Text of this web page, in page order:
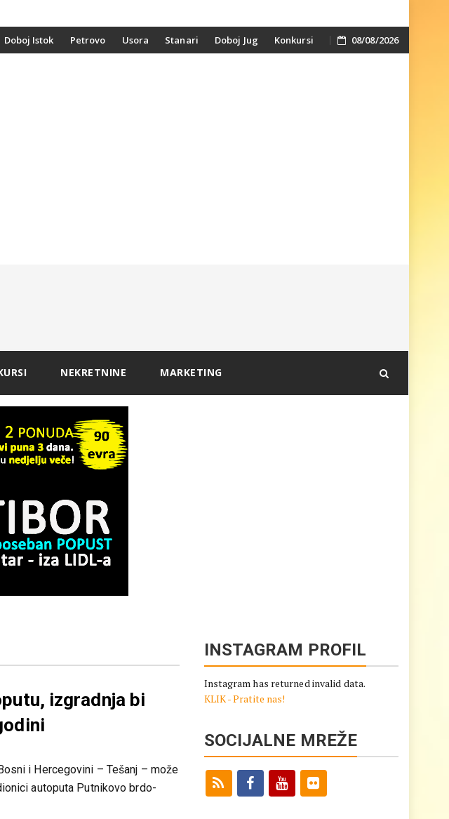
NEKRETNINE MARKETING
izgradnja bi
i Hercegovini – Tešanj – može
INSTAGRAM PROFIL
SOCIJALNE MREŽE